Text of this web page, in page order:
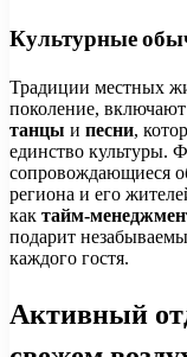
Культурные
Традиции местных
поколение, включают
танцы и песни,
единство культуры.
сопровождающиеся
региона и его
как тайм-
подарит
каждого гостя.
Активный